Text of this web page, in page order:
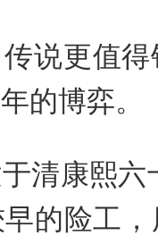
说更值
的博弈。
清康熙
的险工